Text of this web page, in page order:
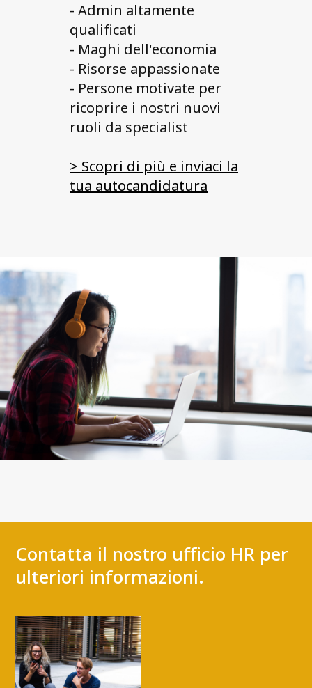
- Admin altamente
qualificati
- Maghi dell'economia
- Risorse appassionate
- Persone motivate per
ricoprire i nostri nuovi
ruoli da specialist
> Scopri di più e inviaci la
tua autocandidatura
Contatta il nostro ufficio HR per
ulteriori informazioni.